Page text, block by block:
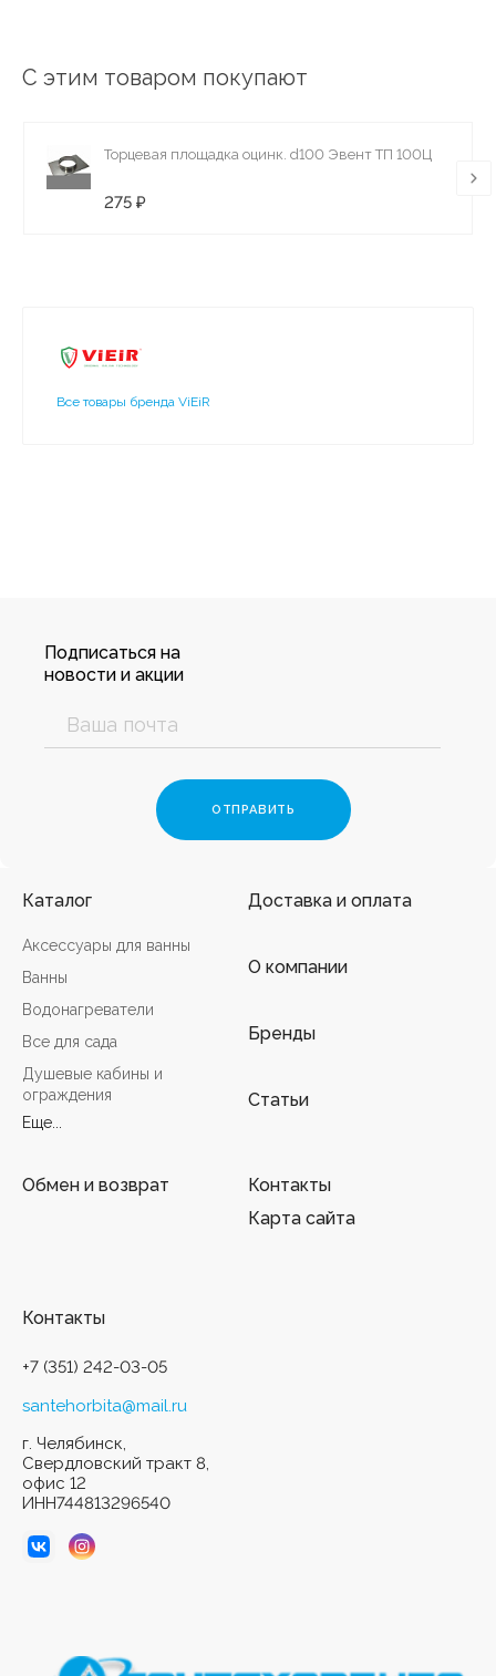
С этим товаром покупают
Торцевая площадка оцинк. d100 Эвент ТП 100Ц
275 ₽
Все товары бренда ViEiR
Подписаться на
новости и акции
Каталог
Аксессуары для ванны
Ванны
Водонагреватели
Все для сада
Душевые кабины и
ограждения
Еще...
Доставка и оплата
О компании
Бренды
Статьи
Обмен и возврат
Контакты
Карта сайта
Контакты
+7 (351) 242-03-05
santehorbita@mail.ru
г. Челябинск,
Свердловский тракт 8,
офис 12
ИНН744813296540